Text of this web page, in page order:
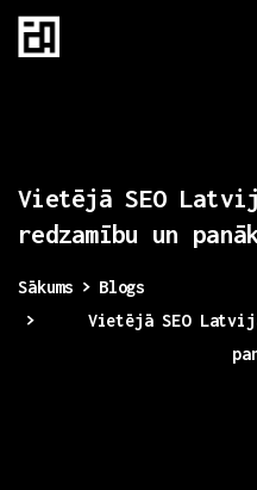
Vietējā SEO
redzamību un
Sākums
Blogs
Vietējā SEO